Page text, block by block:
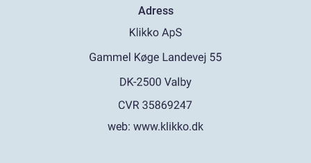
Adress
web: www.klikko.dk